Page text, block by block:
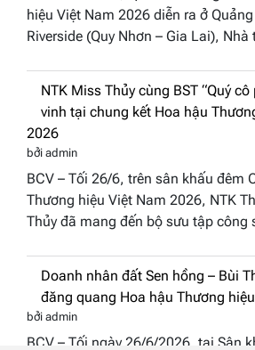
vào
“Đông
Hội
Tụ”
Global
Fashion
Week
All
2026
bởi admin
BCV – Tối 26/6, tại đêm Chung kết
Riverside (Quy Nhơn – Gia Lai), Nhà
Thương hiệu Việt Nam
bởi admin
BCV – Tối 26/6, trên sân khấu đêm
Thủy đã mang đến bộ sưu tập công
Dương đăng quang